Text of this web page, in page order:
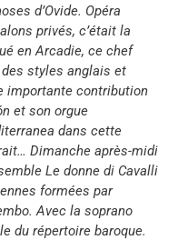
d’Ovide. Opéra
privés, c’était la
en Arcadie, ce chef
des styles anglais et
importante contribution
et son orgue
dans cette
Dimanche après-midi
Le donne di Cavalli
formées par
Avec la soprano
du répertoire baroque.